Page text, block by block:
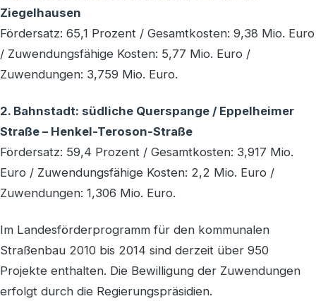
Ziegelhausen
Fördersatz: 65,1 Prozent / Gesamtkosten: 9,38 Mio. Euro
/ Zuwendungsfähige Kosten: 5,77 Mio. Euro /
Zuwendungen: 3,759 Mio. Euro.
2. Bahnstadt: südliche Querspange / Eppelheimer
Straße – Henkel-Teroson-Straße
Fördersatz: 59,4 Prozent / Gesamtkosten: 3,917 Mio.
Euro / Zuwendungsfähige Kosten: 2,2 Mio. Euro /
Zuwendungen: 1,306 Mio. Euro.
Im Landesförderprogramm für den kommunalen
Straßenbau 2010 bis 2014 sind derzeit über 950
Projekte enthalten. Die Bewilligung der Zuwendungen
erfolgt durch die Regierungspräsidien.